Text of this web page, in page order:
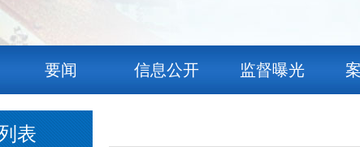
要闻 信息公开 监督曝光
表